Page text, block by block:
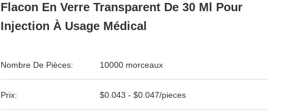
Flacon En Verre Transparent De 30 Ml Pour
Injection À Usage Médical
Nombre De Pièces: 10000 morceaux
Prix: $0.043 - $0.047/pieces